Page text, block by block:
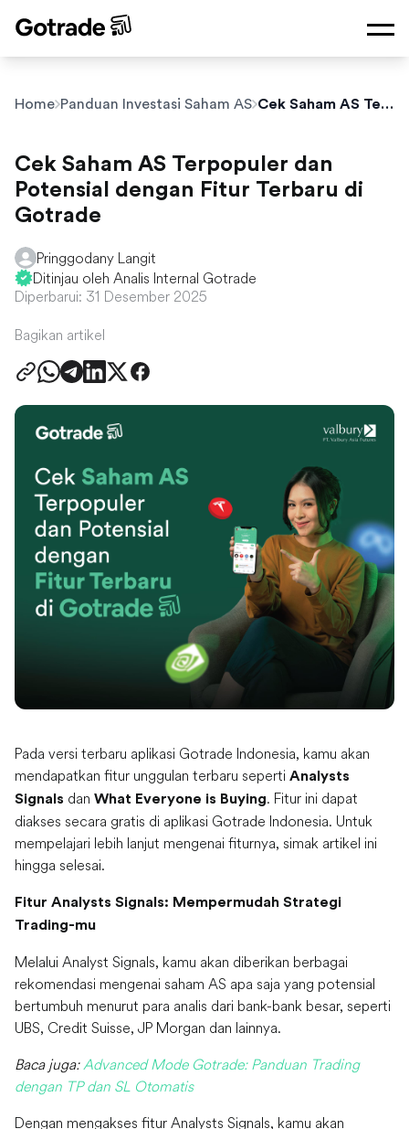
Home Panduan Investasi Saham AS Cek Saham AS Terpopuler dan Potensial dengan Fitur Terbaru di Gotrade
Cek Saham AS Terpopuler dan
Potensial dengan Fitur Terbaru di
Gotrade
Pringgodany Langit
Ditinjau oleh Analis Internal Gotrade
Diperbarui: 31 Desember 2025
Bagikan artikel
Pada versi terbaru aplikasi Gotrade Indonesia, kamu akan
mendapatkan fitur unggulan terbaru seperti Analysts
Signals dan What Everyone is Buying. Fitur ini dapat
diakses secara gratis di aplikasi Gotrade Indonesia. Untuk
mempelajari lebih lanjut mengenai fiturnya, simak artikel ini
hingga selesai.
Fitur Analysts Signals: Mempermudah Strategi
Trading-mu
Melalui Analyst Signals, kamu akan diberikan berbagai
rekomendasi mengenai saham AS apa saja yang potensial
bertumbuh menurut para analis dari bank-bank besar, seperti
UBS, Credit Suisse, JP Morgan dan lainnya.
Baca juga: Advanced Mode Gotrade: Panduan Trading
dengan TP dan SL Otomatis
Dengan mengakses fitur Analysts Signals, kamu akan